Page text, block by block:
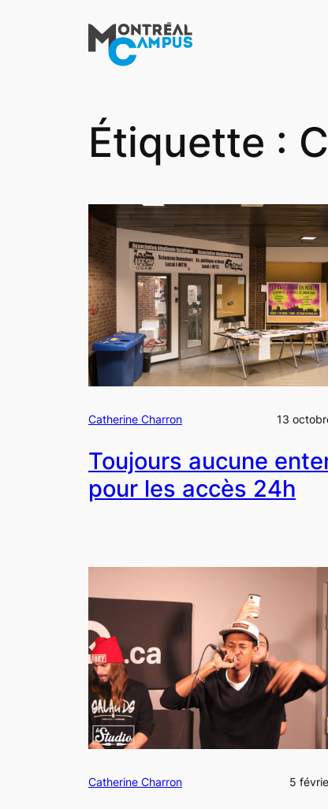
Étiquette :
Catherine Charron 13
Toujours aucune
pour les accès 24h
Catherine Charron 5